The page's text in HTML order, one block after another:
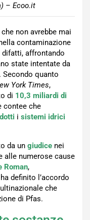
– Ecoo.it
non avrebbe mai
contaminazione
difatti, affrontando
state intentate da
quanto
York Times,
di 10,3 miliardi di
contee che
i sistemi idrici
da un giudice nei
alle numerose cause
Roman,
definito l’accordo
che
di Pfas.